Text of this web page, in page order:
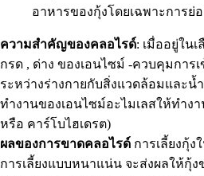
อาหารของกุ้งโดยเฉพาะการย่
ความสำคัญของคลอไรด์: เมื่ออยู่ใน
กรด , ด่าง ของเอนไซม์ -ควบคุมการ
ระหว่างร่างกายกับสิ่งแวดล้อมและน้
ทำงานของเอนไซม์อะไมเลสให้ทำง
หรือ คาร์โบไฮเดรต)
ผลของการขาดคลอไรด์ การเลี้ยงกุ้
การเลี้ยงแบบหนาแน่น จะส่งผลให้กุ้